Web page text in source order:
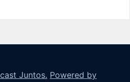
Juntos. Powered by